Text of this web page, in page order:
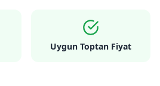
Uygun Toptan Fiyat